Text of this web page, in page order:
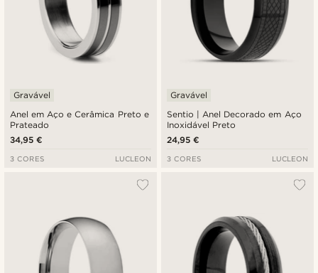
Anel em Aço e Cerâmica Preto e
Prateado
Gravável
34,95 €
3 CORES LUCLEON
Sentio | Anel Decorado em Aço
Inoxidável Preto
Gravável
24,95 €
3 CORES LUCLEON